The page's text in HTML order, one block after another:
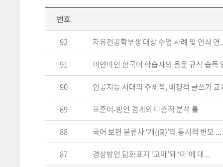
번호
92 자유전공학부생 대상 수업 사례 및 인식 연
91 미얀마인 한국어 학습자의 음운 규칙 습득
90 인공지능 시대의 주체적, 비평적 글쓰기 교
89 표준어-방언 경계의 다층적 분석 틀
88 국어 보편 분류사 ‘개(個)’의 통시적 변모 ...
87 경상방언 담화표지 ‘고마’와 ‘마’에 대...